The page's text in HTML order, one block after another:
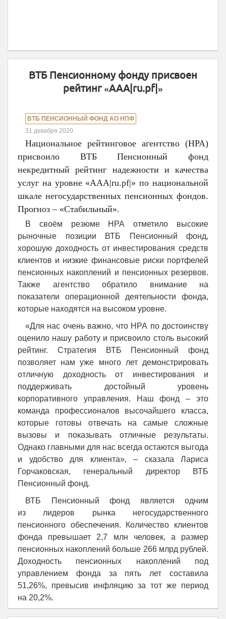
ВТБ Пенсионному фонду присвоен
рейтинг «ААА|ru.pf|»
ВТБ ПЕНСИОННЫЙ ФОНД АО НПФ
31 декабря 2020
Национальное рейтинговое агентство (НРА)
присвоило ВТБ Пенсионный фонд
некредитный рейтинг надежности и качества
услуг на уровне «ААА|ru.pf|» по национальной
шкале негосударственных пенсионных фондов.
Прогноз – «Стабильный».
В своём резюме НРА отметило высокие
рыночные позиции ВТБ Пенсионный фонд,
хорошую доходность от инвестирования средств
клиентов и низкие финансовые риски портфелей
пенсионных накоплений и пенсионных резервов.
Также агентство обратило внимание на
показатели операционной деятельности фонда,
которые находятся на высоком уровне.
«Для нас очень важно, что НРА по достоинству
оценило нашу работу и присвоило столь высокий
рейтинг. Стратегия ВТБ Пенсионный фонд
позволяет нам уже много лет демонстрировать
отличную доходность от инвестирования и
поддерживать достойный уровень
корпоративного управления. Наш фонд – это
команда профессионалов высочайшего класса,
которые готовы отвечать на самые сложные
вызовы и показывать отличные результаты.
Однако главными для нас всегда остаются выгода
и удобство для клиента», – сказала Лариса
Горчаковская, генеральный директор ВТБ
Пенсионный фонд.
ВТБ Пенсионный фонд является одним
из лидеров рынка негосударственного
пенсионного обеспечения. Количество клиентов
фонда превышает 2,7 млн человек, а размер
пенсионных накоплений больше 266 млрд рублей.
Доходность пенсионных накоплений под
управлением фонда за пять лет составила
51,26%, превысив инфляцию за тот же период
на 20,2%.